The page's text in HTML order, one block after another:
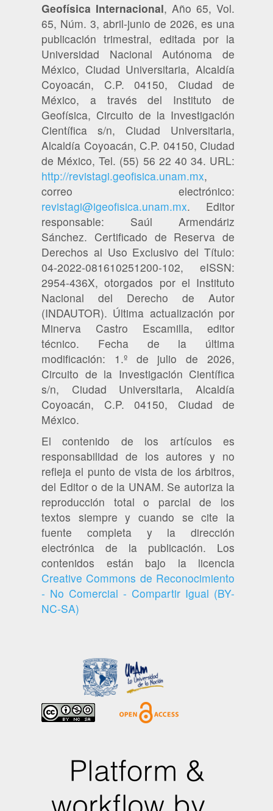
Geofísica Internacional, Año 65, Vol.
65, Núm. 3, abril-junio de 2026, es una
publicación trimestral, editada por la
Universidad Nacional Autónoma de
México, Ciudad Universitaria, Alcaldía
Coyoacán, C.P. 04150, Ciudad de
México, a través del Instituto de
Geofísica, Circuito de la Investigación
Científica s/n, Ciudad Universitaria,
Alcaldía Coyoacán, C.P. 04150, Ciudad
de México, Tel. (55) 56 22 40 34. URL:
http://revistagi.geofisica.unam.mx,
correo electrónico:
revistagi@igeofisica.unam.mx. Editor
responsable: Saúl Armendáriz
Sánchez. Certificado de Reserva de
Derechos al Uso Exclusivo del Título:
04-2022-081610251200-102, eISSN:
2954-436X, otorgados por el Instituto
Nacional del Derecho de Autor
(INDAUTOR). Última actualización por
Minerva Castro Escamilla, editor
técnico. Fecha de la última
modificación: 1.º de julio de 2026,
Circuito de la Investigación Científica
s/n, Ciudad Universitaria, Alcaldía
Coyoacán, C.P. 04150, Ciudad de
México.
El contenido de los artículos es
responsabilidad de los autores y no
refleja el punto de vista de los árbitros,
del Editor o de la UNAM. Se autoriza la
reproducción total o parcial de los
textos siempre y cuando se cite la
fuente completa y la dirección
electrónica de la publicación. Los
contenidos están bajo la licencia
Creative Commons de Reconocimiento
- No Comercial - Compartir Igual (BY-
NC-SA)